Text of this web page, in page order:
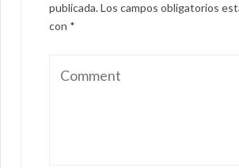
publicada.Los campos obligatorios
con *